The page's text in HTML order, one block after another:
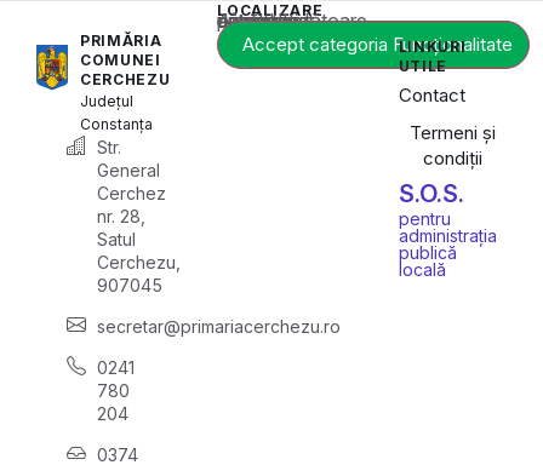
PRIMĂRIA
COMUNEI
CERCHEZU
Județul
Constanța
Str.
General
Cerchez
nr. 28,
Satul
Cerchezu,
907045
secretar@primariacerchezu.ro
0241
780
204
0374
LOCALIZARE
Acest conținut este blocat până când acceptați categoria corespunzătoare de cookie-uri.
Accept categoria Funcționalitate
LINKURI
UTILE
Contact
Termeni și
condiții
S.O.S.
pentru
administrația
publică
locală